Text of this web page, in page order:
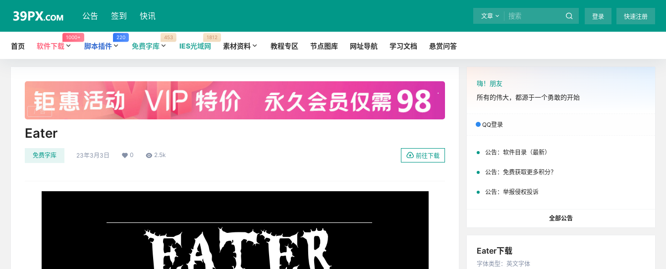
公告 签到 快讯 文章 登录 快速注册
首页 软件下载
1000+
脚本插件
220
免费字库
453
IES光域网
1812
素材资料 教程专区 节点图库 网址导航 学习文档 悬赏问答
. 全站终身免费下载！ 立即开通
广告
Eater
免费字库 23年3月3日 0 2.5k 前往下载
嗨！朋友
所有的伟大，都源于一个勇敢的开始
QQ登录
公告： 软件目录（最新）
公告： 免费获取更多积分？
公告： 举报侵权投诉
全部公告
Eater下载
字体类型 ： 英文字体